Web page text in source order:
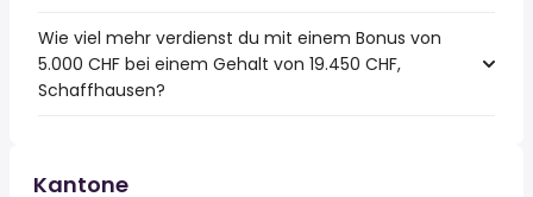
Wie viel mehr verdienst du mit einem Bonus von
5.000 CHF bei einem Gehalt von 19.450 CHF,
Schaffhausen?
Kantone